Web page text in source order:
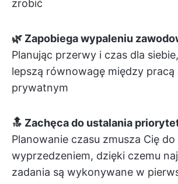
zrobić
🌿 Zapobiega wypaleniu
Planując przerwy i czas dla
lepszą równowagę między pracą
prywatnym
🔝 Zachęca do ustalania
Planowanie czasu zmusza Cię
wyprzedzeniem, dzięki czemu
zadania są wykonywane w